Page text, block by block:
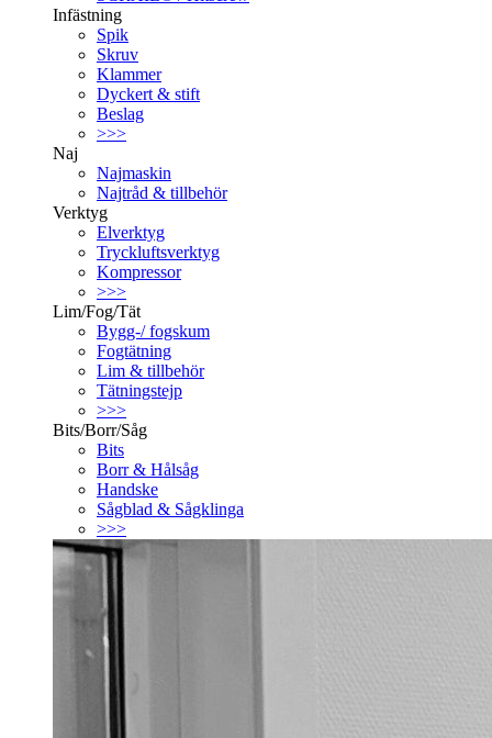
Infästning
Spik
Skruv
Klammer
Dyckert & stift
Beslag
>>>
Naj
Najmaskin
Najtråd & tillbehör
Verktyg
Elverktyg
Tryckluftsverktyg
Kompressor
>>>
Lim/Fog/Tät
Bygg-/ fogskum
Fogtätning
Lim & tillbehör
Tätningstejp
>>>
Bits/Borr/Såg
Bits
Borr & Hålsåg
Handske
Sågblad & Sågklinga
>>>